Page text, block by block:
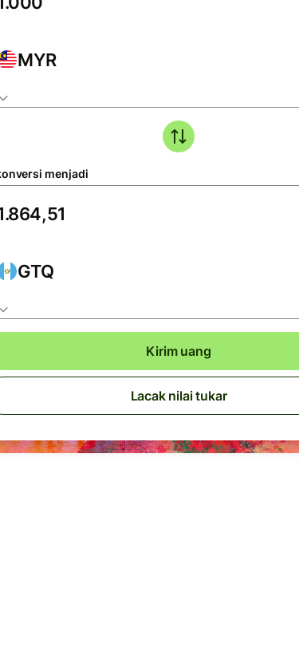
MYR
menjadi
GTQ
Kirim uang
Lacak nilai tukar